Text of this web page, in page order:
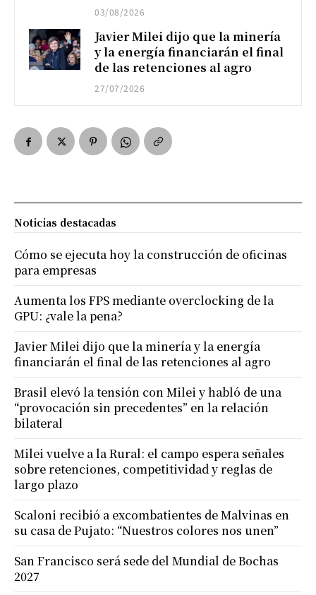
03/08/2026
Javier Milei dijo que la minería
y la energía financiarán el final
de las retenciones al agro
27/07/2026
Noticias destacadas
Cómo se ejecuta hoy la construcción de oficinas
para empresas
Aumenta los FPS mediante overclocking de la
GPU: ¿vale la pena?
Javier Milei dijo que la minería y la energía
financiarán el final de las retenciones al agro
Brasil elevó la tensión con Milei y habló de una
“provocación sin precedentes” en la relación
bilateral
Milei vuelve a la Rural: el campo espera señales
sobre retenciones, competitividad y reglas de
largo plazo
Scaloni recibió a excombatientes de Malvinas en
su casa de Pujato: “Nuestros colores nos unen”
San Francisco será sede del Mundial de Bochas
2027